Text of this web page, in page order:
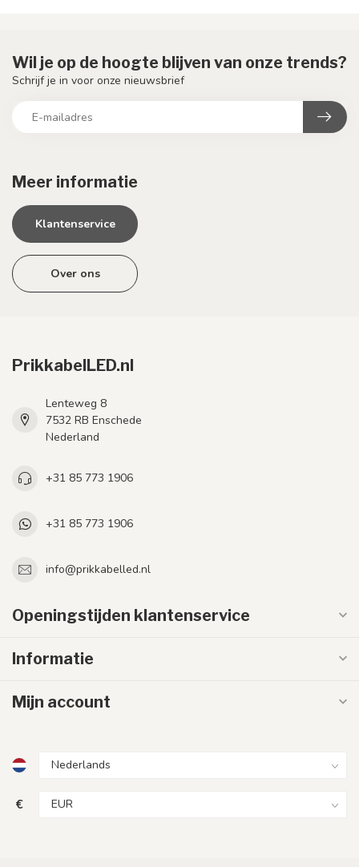
Meer informatie
Klantenservice
Over ons
Wil je op de hoogte blijven van onze trends?
Schrijf je in voor onze nieuwsbrief
PrikkabelLED.nl
Lenteweg 8
7532 RB Enschede
Nederland
+31 85 773 1906
+31 85 773 1906
info@prikkabelled.nl
Openingstijden klantenservice
Informatie
Mijn account
€